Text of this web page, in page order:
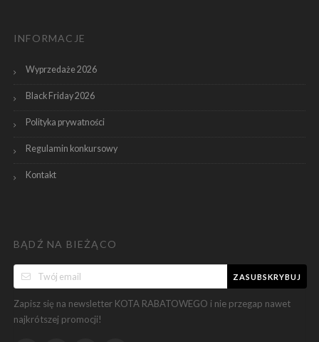
INFORMACJE
Wyprzedaże 2026
Black Friday 2026
Polityka prywatności
Regulamin konkursowy
Kontakt
BĄDŹ NA BIEŻĄCO
ZASUBSKRYBUJ
Zapisz się na newsletter KOTA RABATOWEGO i nie przegap nawet
najkrótszej promocji!